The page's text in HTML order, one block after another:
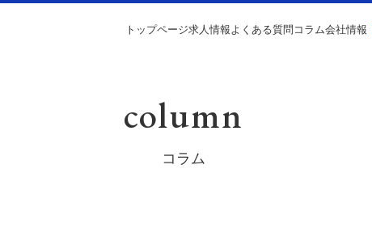
トップページ求人情報よくある質問 コラム会社情報
column
コラム